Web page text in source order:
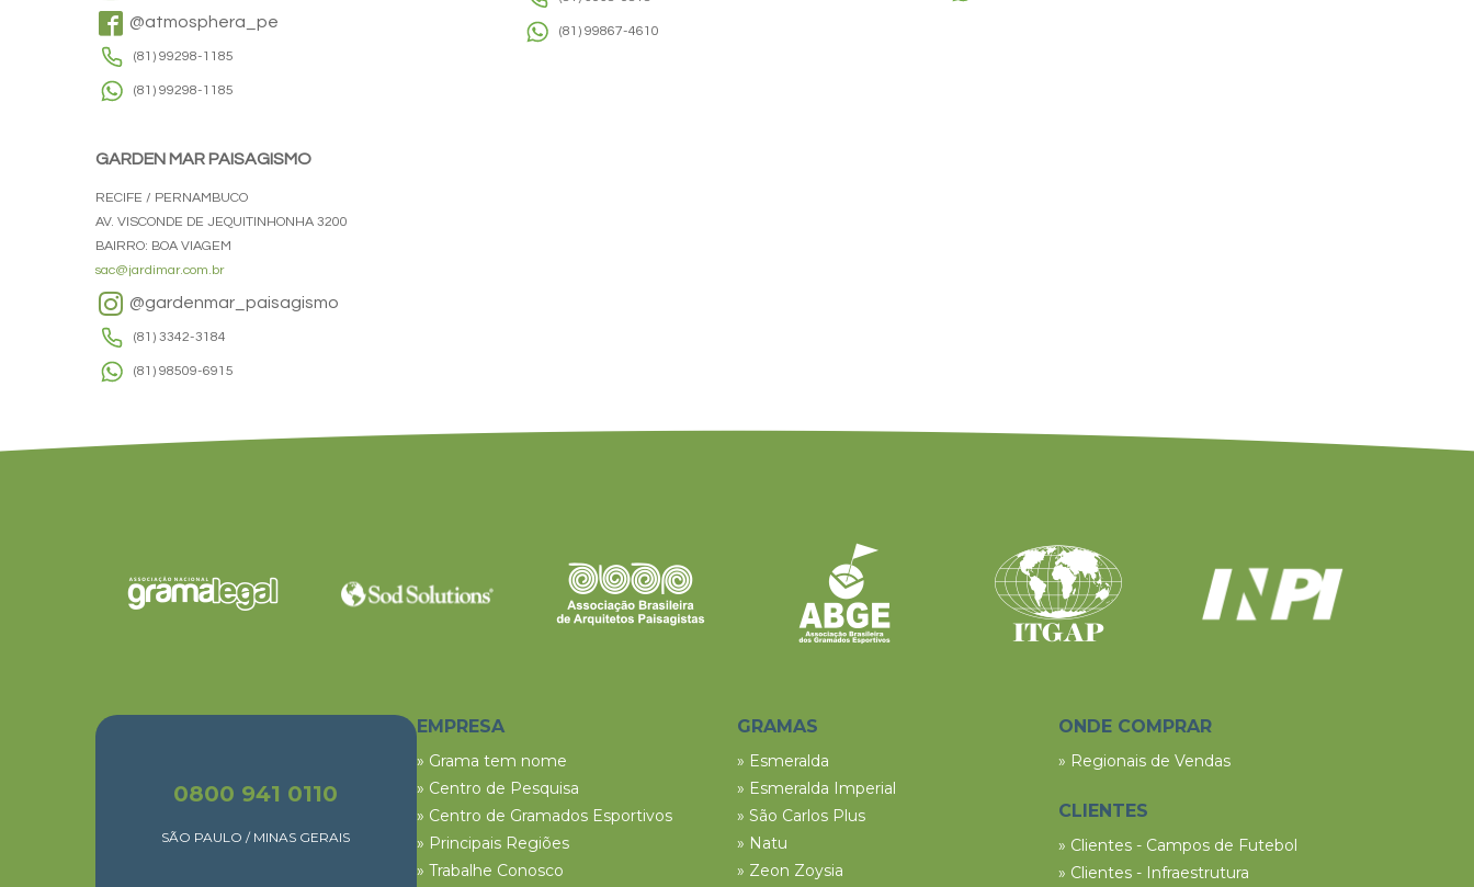
@atmosphera_pe
(81) 99298-1185
(81) 99298-1185
(81) 99867-4610
GARDEN MAR PAISAGISMO
RECIFE / PERNAMBUCO
AV. VISCONDE DE JEQUITINHONHA 3200
BAIRRO: BOA VIAGEM
sac@jardimar.com.br
@gardenmar_paisagismo
(81) 3342-3184
(81) 98509-6915
0800 941 0110
SÃO PAULO / MINAS GERAIS
EMPRESA
» Grama tem nome
» Centro de Pesquisa
» Centro de Gramados Esportivos
» Principais Regiões
» Trabalhe Conosco
GRAMAS
» Esmeralda
» Esmeralda Imperial
» São Carlos Plus
» Natu
» Zeon Zoysia
ONDE COMPRAR
» Regionais de Vendas
CLIENTES
» Clientes - Campos de Futebol
» Clientes - Infraestrutura